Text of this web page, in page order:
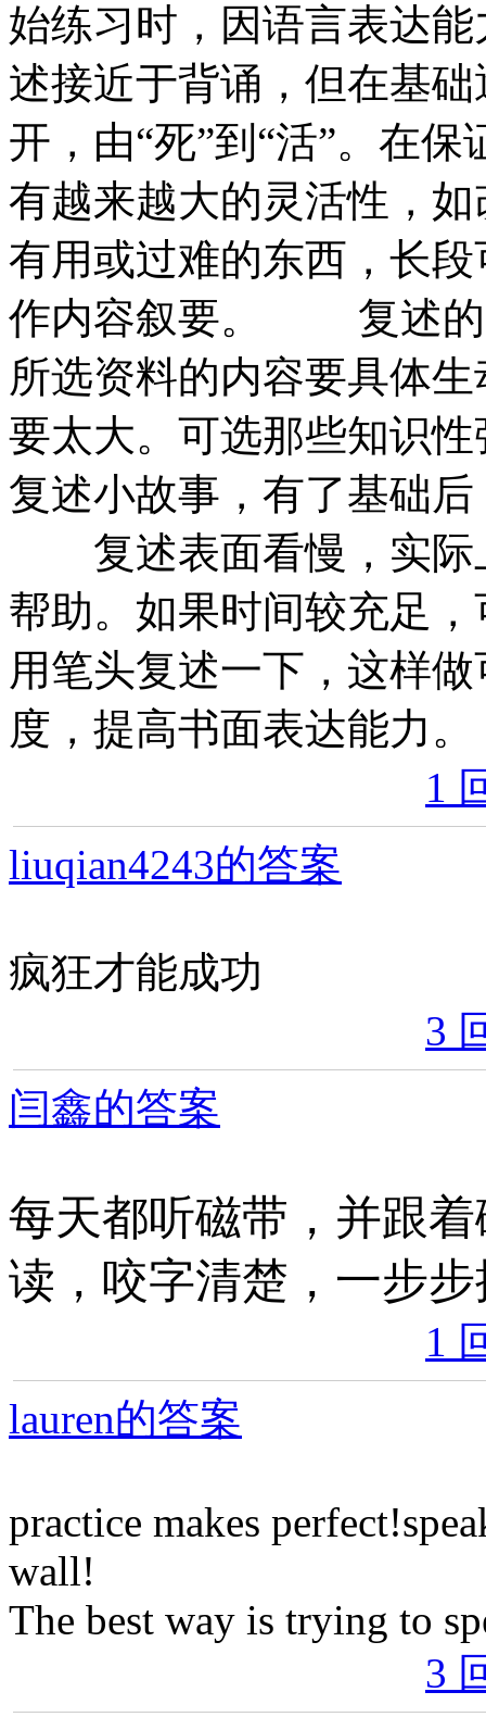
始练习时，因语言表达
述接近于背诵，但在基
开，由“死”到“活”。在
有越来越大的灵活性，
有用或过难的东西，长
作内容叙要。 复述的
所选资料的内容要具体
要太大。可选那些知识
复述小故事，有了基础
复述表面看慢，实际
帮助。如果时间较充足
用笔头复述一下，这样
度，提高书面表达能力。
1
liuqian4243的答案
疯狂才能成功
3
闫鑫的答案
每天都听磁带，并跟
读，咬字清楚，一步
1
lauren的答案
practice makes
wall!
The best way is trying to
3